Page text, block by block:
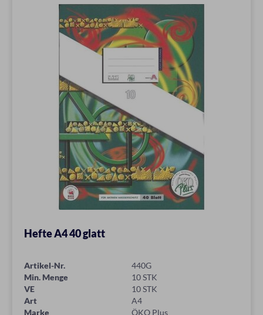
Hefte A4 40 glatt
Artikel-Nr.
440G
Min. Menge
10 STK
VE
10 STK
Art
A4
Marke
ÖKO Plus